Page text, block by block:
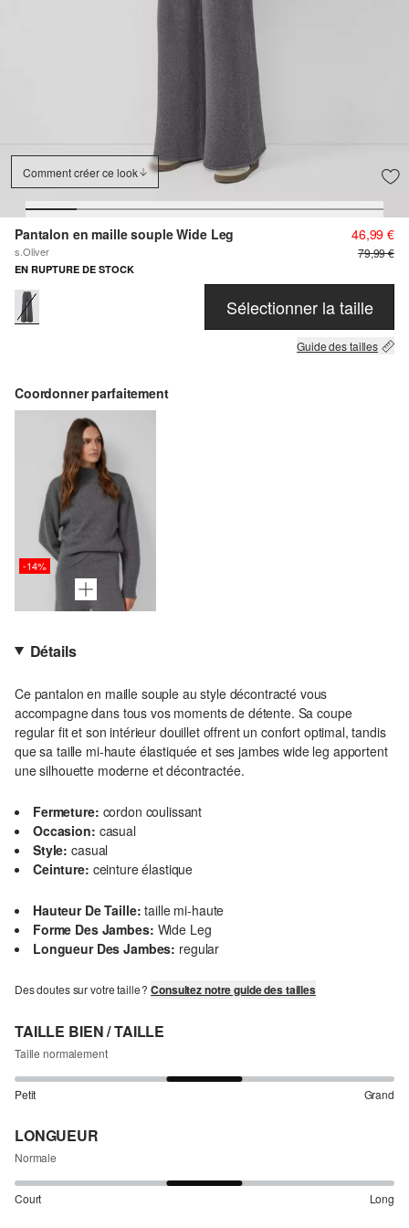
Comment créer ce look
Pantalon en maille souple Wide Leg
s.Oliver
46,99 €
79,99 €
EN RUPTURE DE STOCK
Sélectionner la taille
Guide des tailles
Coordonner parfaitement
-14%
Détails
Ce pantalon en maille souple au style décontracté vous
accompagne dans tous vos moments de détente. Sa coupe
regular fit et son intérieur douillet offrent un confort optimal, tandis
que sa taille mi-haute élastiquée et ses jambes wide leg apportent
une silhouette moderne et décontractée.
Fermeture: cordon coulissant
Occasion: casual
Style: casual
Ceinture: ceinture élastique
Hauteur De Taille: taille mi-haute
Forme Des Jambes: Wide Leg
Longueur Des Jambes: regular
Des doutes sur votre taille ?Consultez notre guide des tailles
TAILLE BIEN / TAILLE
Taille normalement
Petit Grand
LONGUEUR
Normale
Court Long